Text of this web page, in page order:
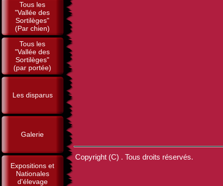
Tous les
"Vallée des
Sortilèges"
(Par chien)
Tous les
"Vallée des
Sortilèges"
(par portée)
Les disparus
Galerie
Expositions et
Nationales
d'élevage
Copyright (C) . Tous droits réservés.